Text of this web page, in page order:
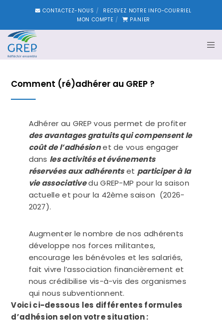
CONTACTEZ-NOUS
RECEVEZ NOTRE INFO-COURRIEL
MON COMPTE
PANIER
Comment (ré)adhérer au GREP ?
Adhérer au GREP vous permet de profiter
des avantages gratuits qui compensent le
coût de l’adhésionet de vous engager
dans les activités et événements
réservées aux adhérentset participer à la
vie associativedu GREP-MP pour la saison
actuelle et pour la 42ème saison (2026-
2027).
Augmenter le nombre de nos adhérents
développe nos forces militantes,
encourage les bénévoles et les salariés,
fait vivre l’association financièrement et
nous crédibilise vis-à-vis des organismes
qui nous subventionnent.
Voici ci-dessous les différentes formules
d’adhésion selon votre situation :